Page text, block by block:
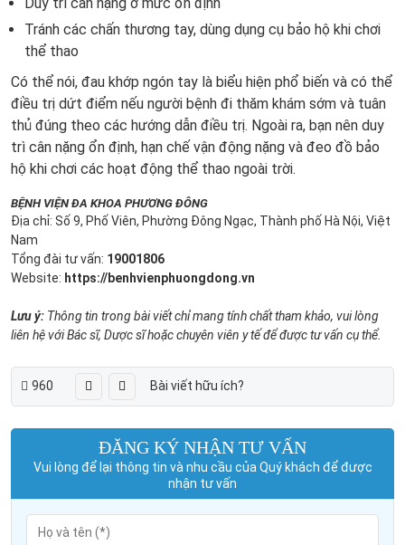
Tránh các chấn thương tay, dùng dụng cụ bảo hộ khi chơi
thể thao
Có thể nói, đau khớp ngón tay là biểu hiện phổ biến và có thể
điều trị dứt điểm nếu người bệnh đi thăm khám sớm và tuân
thủ đúng theo các hướng dẫn điều trị. Ngoài ra, bạn nên duy
trì cân nặng ổn định, hạn chế vận động nặng và đeo đồ bảo
hộ khi chơi các hoạt động thể thao ngoài trời.
BỆNH VIỆN ĐA KHOA PHƯƠNG ĐÔNG
Địa chỉ: Số 9, Phố Viên, Phường Đông Ngạc, Thành phố Hà Nội, Việt
Nam
Tổng đài tư vấn: 19001806
Website: https://benhvienphuongdong.vn
Lưu ý: Thông tin trong bài viết chỉ mang tính chất tham khảo, vui lòng
liên hệ với Bác sĩ, Dược sĩ hoặc chuyên viên y tế để được tư vấn cụ thể.
960 Bài viết hữu ích?
ĐĂNG KÝ NHẬN TƯ VẤN
Vui lòng để lại thông tin và nhu cầu của Quý khách để được
nhận tư vấn